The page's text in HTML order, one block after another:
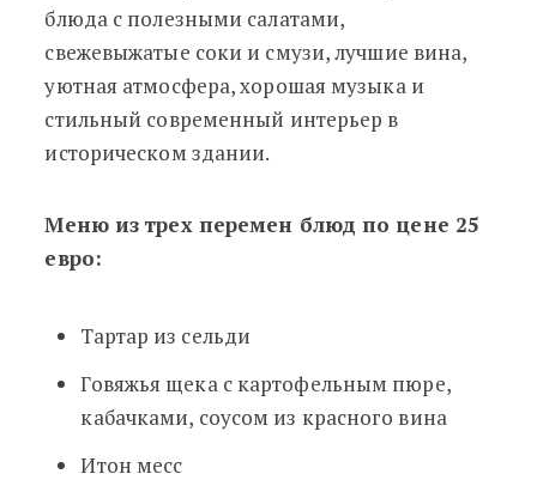
блюда с полезными салатами,
свежевыжатые соки и смузи, лучшие вина,
уютная атмосфера, хорошая музыка и
стильный современный интерьер в
историческом здании.
Меню из трех перемен блюд по цене 25
евро:
Тартар из сельди
Говяжья щека с картофельным пюре,
кабачками, соусом из красного вина
Итон месс